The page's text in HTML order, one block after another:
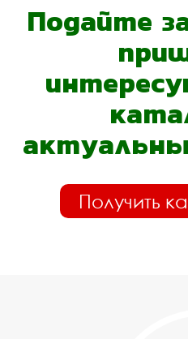
Подайте
Получить